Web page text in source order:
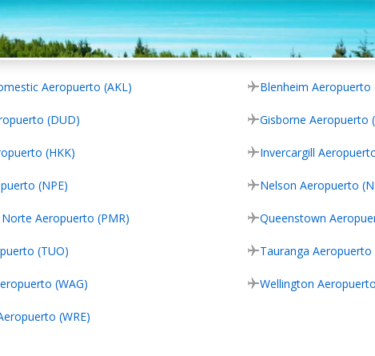
Aeropuerto (AKL) Blenheim Aeropuerto
(DUD) Gisborne Aeropuerto
(HKK) Invercargill
(NPE) Nelson Aeropuerto
Aeropuerto (PMR) Queenstown
(TUO) Tauranga Aeropuerto
(WAG) Wellington
(WRE)